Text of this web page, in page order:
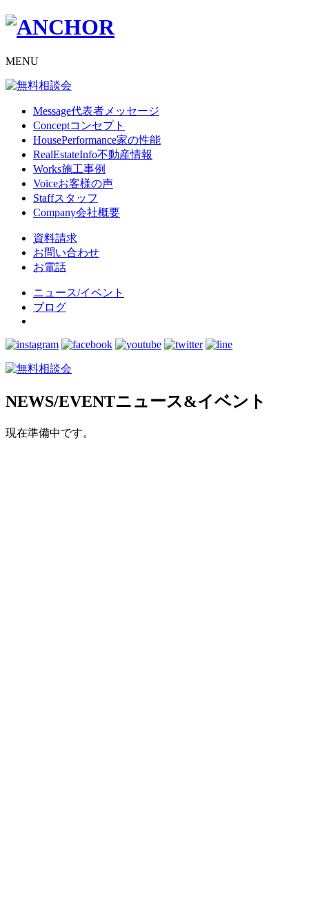
MENU
Message代表者メッセージ
Conceptコンセプト
HousePerformance家の性能
RealEstateInfo不動産情報
Works施工事例
Voiceお客様の声
Staffスタッフ
Company会社概要
資料請求
お問い合わせ
お電話
ニュース/イベント
ブログ
NEWS/EVENTニュース&イベント
現在準備中です。